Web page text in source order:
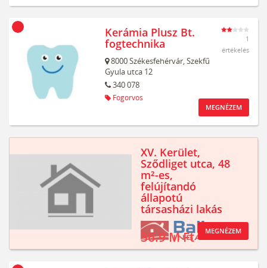
Kerámia Plusz Bt.
fogtechnika
8000Székesfehérvár,Szekfű
Gyula utca 12
340 078
Fogorvos
1
értékelés
MEGNÉZEM
XV. Kerület,
Sződliget utca, 48
m²-es,
felújítandó
állapotú
társasházi lakás
36.9 M Ft MEGNÉZEM